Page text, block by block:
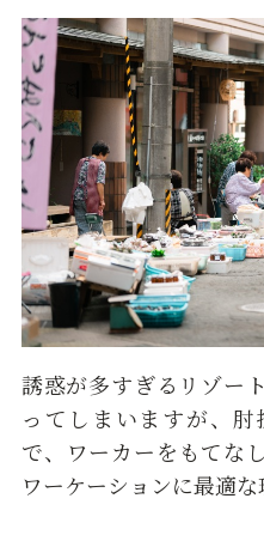
誘惑が多すぎるリゾー
ってしまいますが、
で、ワーカーをもてな
ワーケーションに最適な